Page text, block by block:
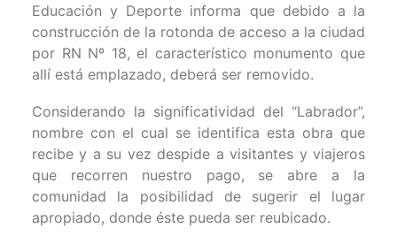
Educación y Deporte informa que debido a la
construcción de la rotonda de acceso a la ciudad
por RN Nº 18, el característico monumento que
allí está emplazado, deberá ser removido.
Considerando la significatividad del “Labrador”,
nombre con el cual se identifica esta obra que
recibe y a su vez despide a visitantes y viajeros
que recorren nuestro pago, se abre a la
comunidad la posibilidad de sugerir el lugar
apropiado, donde éste pueda ser reubicado.